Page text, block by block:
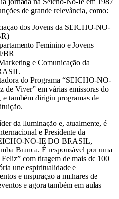
jornada na Seicho-No-Ie em 1987
de grande relevância, como:
dos Jovens da SEICHO-NO-
Feminino e Jovens
BR
e Comunicação da
do Programa “SEICHO-NO-
Viver” em várias emissoras do
e também dirigiu programas de
da Iluminação e, atualmente, é
e Presidente da
NO-IE DO BRASIL,
Branca. É responsável por uma
com tiragem de mais de 100
une espiritualidade e
e inspiração a milhares de
e agora também em aulas